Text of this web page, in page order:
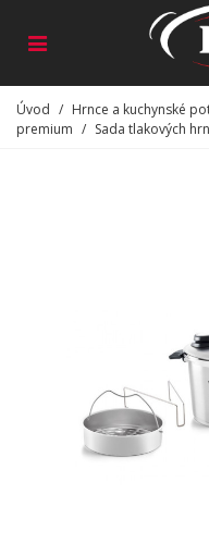
Úvod / Hrnce a kuchynské
premium / Sada tlakových